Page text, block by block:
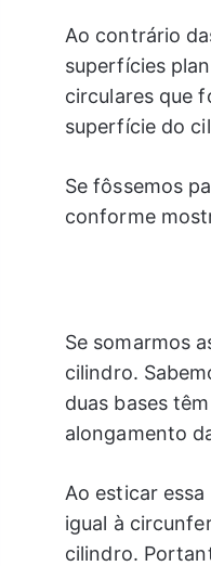
Ao contrário
superfícies
circulares que
superfície do
Se fôssemos
conforme
Se somarmos
cilindro.
duas bases
alongamento
Ao esticar
igual à
cilindro.